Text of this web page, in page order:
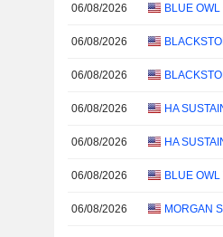
06/08/2026
06/08/2026
06/08/2026
06/08/2026
06/08/2026
06/08/2026
06/08/2026